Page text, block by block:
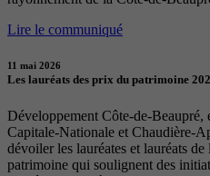
Lire le communiqué
11 mai 2026
Les lauréats des prix du patrimoine
Développement Côte-de-
Capitale-Nationale et Chaudière-
dévoiler les lauréates et lauréats
patrimoine qui soulignent des